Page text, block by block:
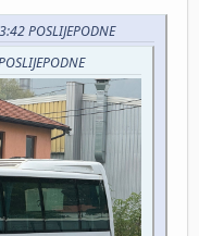
POSLIJEPODNE